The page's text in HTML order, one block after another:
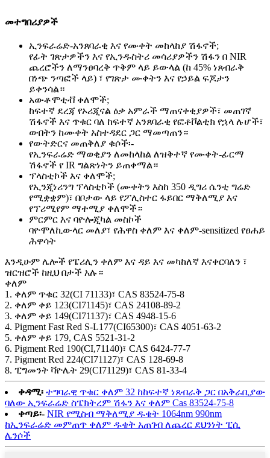
መተግበሪያዎች
ኢንፍራሬድ-አንጸባራቂ እና የሙቀት መከላከያ ሽፋኖች;
የፊት ገጽታዎችን እና የኢንዱስትሪ መሳሪያዎችን ሽፋን በ NIR
ጨረሮችን ለማንፀባረቅ ጥቅም ላይ ይውላል (ከ 45% ነጸብራቅ
በነጭ ንጣፎች ላይ) ፣ የገጽታ ሙቀትን እና የኃይል ፍጆታን
ይቀንሳል።
አውቶሞቲቭ ቀለሞች;
ከፍተኛ ደረጃ የኦሪጂናል ዕቃ አምራች ማጠናቀቂያዎች፣ መጠገኛ
ሽፋኖች እና ጥቁር ባለ ከፍተኛ አንጸባራቂ የፎቶቮልቲክ የኋላ ሉሆች፣
ውበትን ከሙቀት አስተዳደር ጋር ማመጣጠን።
የውትድርና መጠቅለያ ቁሶች፡-
የኢንፍራሬድ ማወቂያን ለመከላከል ለዝቅተኛ የሙቀት-ፊርማ
ሽፋኖች የ IR ግልጽነትን ይጠቀማል።
ፕላስቲኮች እና ቀለሞች;
የኢንጂነሪንግ ፕላስቲኮች (ሙቀትን እስከ 350 ዲግሪ ሴንቲ ግሬድ
የሚቋቋም)፣ በቦታው ላይ የፖሊስተር ፋይበር ማቅለሚያ እና
የፕሪሚየም ማተሚያ ቀለሞች።
ምርምር እና ባዮሎጂካል መስኮች
ባዮሞለኪውላር መለያ፣ የሕዋስ ቀለም እና ቀለም-sensitized የፀሐይ
ሕዋሳት
እንዲሁም ሌሎች የፔሪሊን ቀለም እና ዳይ እና መካከለኛ እናቀርባለን ፣
ዝርዝሮች ከዚህ በታች አሉ።
ቀለም
1. ቀለም ጥቁር 32(CI 71133)፣ CAS 83524-75-8
2. ቀለም ቀይ 123(CI71145)፣ CAS 24108-89-2
3. ቀለም ቀይ 149(CI71137)፣ CAS 4948-15-6
4. Pigment Fast Red S-L177(CI65300)፣ CAS 4051-63-2
5. ቀለም ቀይ 179, CAS 5521-31-2
6. Pigment Red 190(CI,71140)፣ CAS 6424-77-7
7. Pigment Red 224(CI71127)፣ CAS 128-69-8
8. ፒግመንት ቫዮሌት 29(CI71129)፣ CAS 81-33-4
ቀዳሚ፡ ተግባራዊ ጥቁር ቀለም 32 ከከፍተኛ ነጸብራቅ ጋር በአቅራቢያው
ባለው ኢንፍራሬድ ስፔክትረም ሽፋን እና ቀለም Cas 83524-75-8
ቀጣይ፡- NIR የሚስብ ማቅለሚያ ዱቄት 1064nm 990nm
ከኢንፍራሬድ መምጠጥ ቀለም ዱቄት አጠገብ ለጨረር ደህንነት ፒሲ
ሌንሶች